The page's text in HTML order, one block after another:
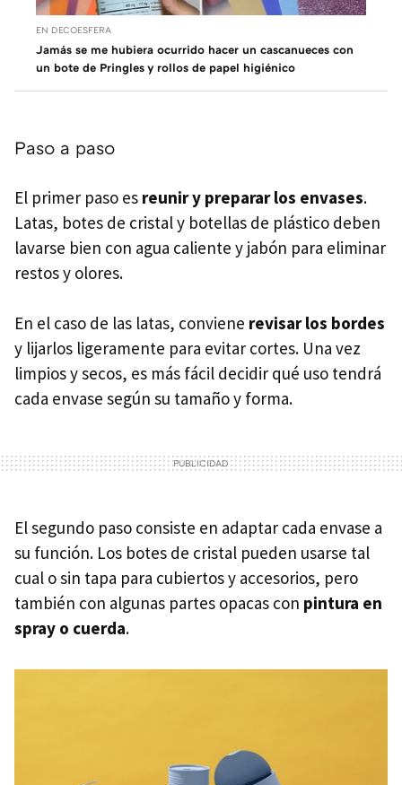
EN DECOESFERA
Jamás se me hubiera ocurrido hacer un cascanueces con
un bote de Pringles y rollos de papel higiénico
Paso a paso
El primer paso es reunir y preparar los envases.
Latas, botes de cristal y botellas de plástico deben
lavarse bien con agua caliente y jabón para eliminar
restos y olores.
En el caso de las latas, conviene revisar los bordes
y lijarlos ligeramente para evitar cortes. Una vez
limpios y secos, es más fácil decidir qué uso tendrá
cada envase según su tamaño y forma.
El segundo paso consiste en adaptar cada envase a
su función. Los botes de cristal pueden usarse tal
cual o sin tapa para cubiertos y accesorios, pero
también con algunas partes opacas con pintura en
spray o cuerda.